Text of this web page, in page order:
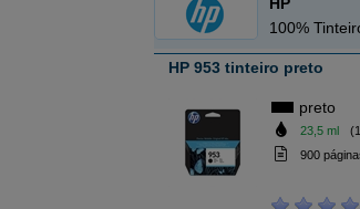
100%
HP 953 tinteiro preto
preto
23,5 ml
900